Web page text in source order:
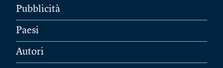
Pubblicità
Paesi
Autori